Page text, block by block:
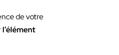
de votre
l’élément